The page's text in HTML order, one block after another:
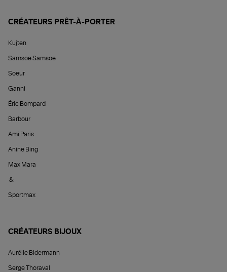
CRÉATEURS PRÊT-À-PORTER
Kujten
Samsoe Samsoe
Soeur
Ganni
Éric Bompard
Barbour
Ami Paris
Anine Bing
Max Mara
&
Sportmax
CRÉATEURS BIJOUX
Aurélie Bidermann
Serge Thoraval